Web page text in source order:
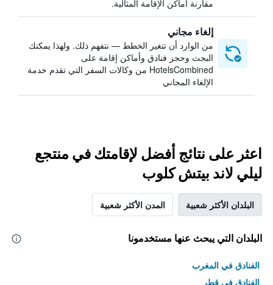
مقارنة أماكن الإقامة المثالية.
إلغاء مجاني
من الوارد أن تتغير الخطط — نتفهم ذلك. ولهذا يمكنك
البحث وحجز فنادق وأماكن إقامة على
HotelsCombined من وكالات السفر التي تقدم خدمة
الإلغاء المجاني
اعثر على نتائج أفضل لإقامتك في منتجع
ليلي لاند بيتش كلوب
البلدان الأكثر شعبية المدن الأكثر شعبية
البلدان التي يبحث عنها مستخدمونا
الفنادق في المغرب
الفنادق في قطر